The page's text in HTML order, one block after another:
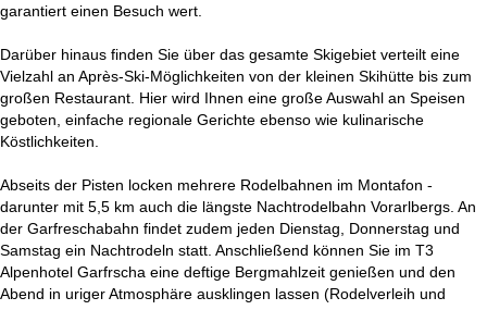
garantiert einen Besuch wert.
Darüber hinaus finden Sie über das gesamte Skigebiet verteilt eine
Vielzahl an Après-Ski-Möglichkeiten von der kleinen Skihütte bis zum
großen Restaurant. Hier wird Ihnen eine große Auswahl an Speisen
geboten, einfache regionale Gerichte ebenso wie kulinarische
Köstlichkeiten.
Abseits der Pisten locken mehrere Rodelbahnen im Montafon -
darunter mit 5,5 km auch die längste Nachtrodelbahn Vorarlbergs. An
der Garfreschabahn findet zudem jeden Dienstag, Donnerstag und
Samstag ein Nachtrodeln statt. Anschließend können Sie im T3
Alpenhotel Garfrscha eine deftige Bergmahlzeit genießen und den
Abend in uriger Atmosphäre ausklingen lassen (Rodelverleih und